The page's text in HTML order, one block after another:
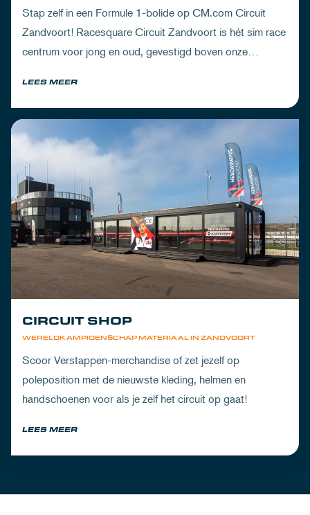
Stap zelf in een Formule 1-bolide op CM.com Circuit
Zandvoort! Racesquare Circuit Zandvoort is hét sim race
centrum voor jong en oud, gevestigd boven onze
LEES MEER
WERELDKAMPIOENSCHAP MATERIAAL IN ZANDVOORT
CIRCUIT SHOP
Scoor Verstappen-merchandise of zet jezelf op
poleposition met de nieuwste kleding, helmen en
handschoenen voor als je zelf het circuit op gaat!
LEES MEER